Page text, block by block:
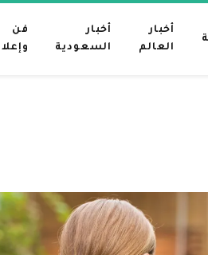
أخبار
العالم
أخبار
السعودية
فن